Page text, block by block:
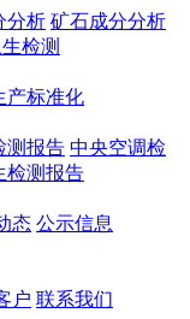
分析 矿石成分分析
检测
产标准化
测报告 中央空调检
检测报告
态 公示信息
户 联系我们